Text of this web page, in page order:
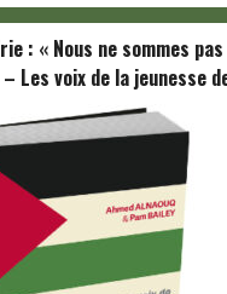
: « Nous ne sommes
Les voix de la jeunesse